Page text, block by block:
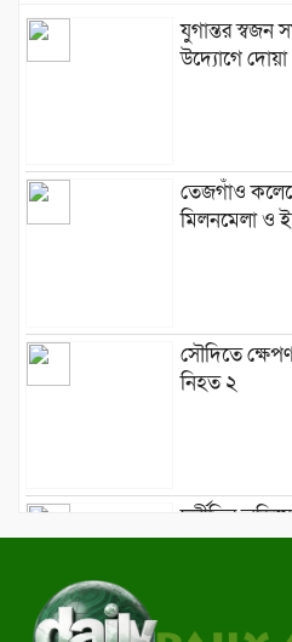
যুগান্তর স্বজন
উদ্যোগে
তেজগাঁও
মিলনমেলা ও
সৌদিতে
নিহত ২
দুর্নীতির
কঠোরতার